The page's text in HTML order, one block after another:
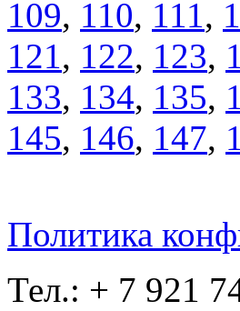
109, 110, 111,
121, 122, 123,
133, 134, 135,
145, 146, 147,
Политика
Тел.: + 7 921